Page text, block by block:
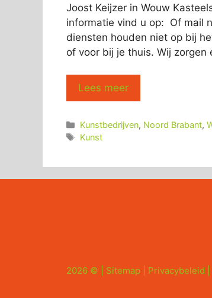
Joost Keijzer in Wouw
informatie vind u op: Of mail
diensten houden niet op bij
of voor bij je thuis. Wij
Lees meer
Categorieën
Kunstbedrijven, Noord Brabant,
Tags
Kunst
2026 © | Sitemap Privacybeleid